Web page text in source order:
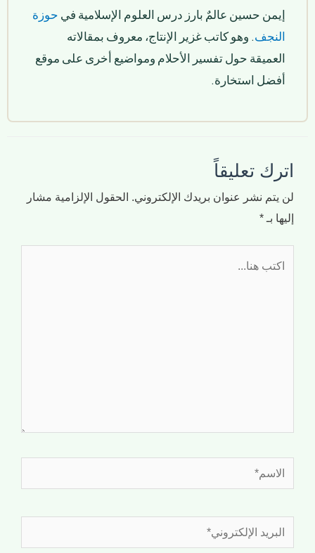
إيمن حسين عالمٌ بارز درس العلوم الإسلامية في حوزة
النجف. وهو كاتب غزير الإنتاج، معروف بمقالاته
العميقة حول تفسير الأحلام ومواضيع أخرى على موقع
أفضل استخارة.
اترك تعليقاً
لن يتم نشر عنوان بريدك الإلكتروني. الحقول الإلزامية مشار
إليها بـ *